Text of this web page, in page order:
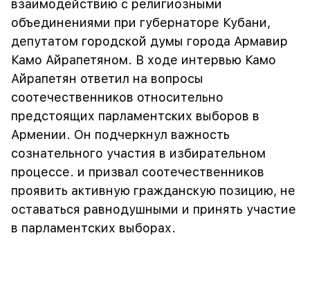
взаимодействию с религиозными
объединениями при губернаторе Кубани,
депутатом городской думы города Армавир
Камо Айрапетяном. В ходе интервью Камо
Айрапетян ответил на вопросы
соотечественников относительно
предстоящих парламентских выборов в
Армении. Он подчеркнул важность
сознательного участия в избирательном
процессе. и призвал соотечественников
проявить активную гражданскую позицию, не
оставаться равнодушными и принять участие
в парламентских выборах.